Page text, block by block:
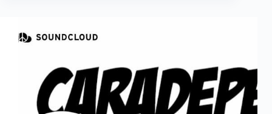
Ser
Un